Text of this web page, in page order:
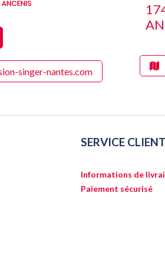
singer-nantes.com
SERVICE CLIENT
Informations de
Paiement sécurisé